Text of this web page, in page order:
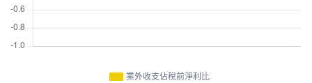
業外收支佔稅前淨利比